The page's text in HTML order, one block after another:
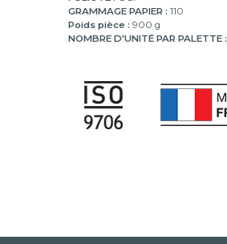
GRAMMAGE PAPIER : 110
Poids pièce : 900 g
NOMBRE D'UNITÉ PAR PALETTE :